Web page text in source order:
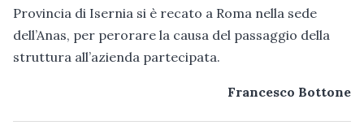
Provincia di Isernia si è recato a Roma nella sede
dell’Anas, per perorare la causa del passaggio della
struttura all’azienda partecipata.
Francesco Bottone